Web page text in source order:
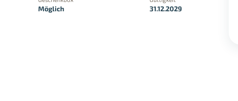
Möglich 31.12.2029